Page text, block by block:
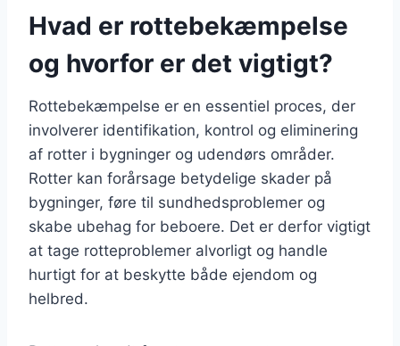
Hvad er rottebekæmpelse
og hvorfor er det vigtigt?
Rottebekæmpelse er en essentiel proces, der
involverer identifikation, kontrol og eliminering
af rotter i bygninger og udendørs områder.
Rotter kan forårsage betydelige skader på
bygninger, føre til sundhedsproblemer og
skabe ubehag for beboere. Det er derfor vigtigt
at tage rotteproblemer alvorligt og handle
hurtigt for at beskytte både ejendom og
helbred.